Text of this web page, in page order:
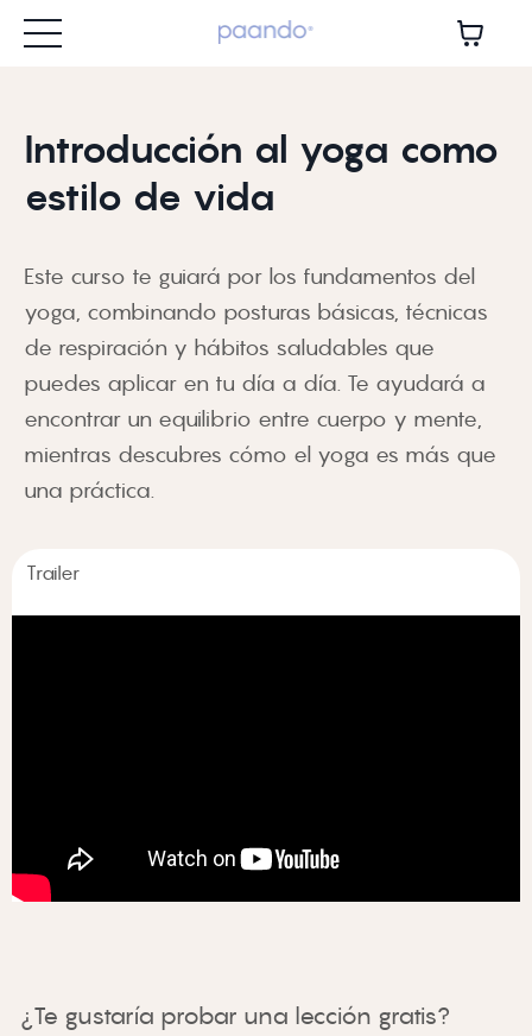
Introducción al yoga como
estilo de vida
Este curso te guiará por los fundamentos del
yoga, combinando posturas básicas, técnicas
de respiración y hábitos saludables que
puedes aplicar en tu día a día. Te ayudará a
encontrar un equilibrio entre cuerpo y mente,
mientras descubres cómo el yoga es más que
una práctica.
Trailer
¿Te gustaría probar una lección gratis?